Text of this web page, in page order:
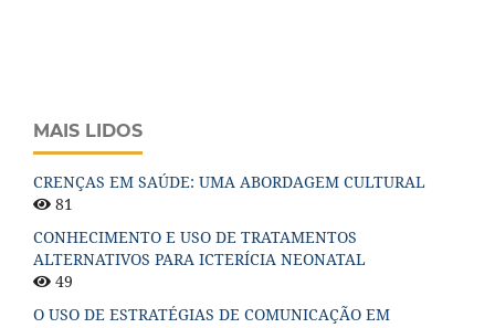
MAIS LIDOS
CRENÇAS EM SAÚDE: UMA ABORDAGEM CULTURAL
81
CONHECIMENTO E USO DE TRATAMENTOS
ALTERNATIVOS PARA ICTERÍCIA NEONATAL
49
O USO DE ESTRATÉGIAS DE COMUNICAÇÃO EM